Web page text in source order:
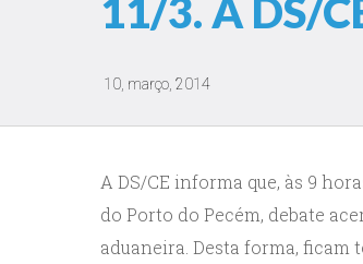
11/3. A DS/
10, março, 2014
A DS/CE informa que, às 9
do Porto do Pecém, debate
aduaneira. Desta forma, ficam